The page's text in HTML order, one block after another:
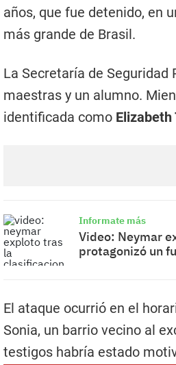
años, que fue detenido, en
más grande de Brasil.
La Secretaría de
maestras y un alumno.
identificada como Elizabeth
Informate más
Video: Neymar
protagonizó un
El ataque ocurrió en el
Sonia, un barrio vecino al
testigos habría estado